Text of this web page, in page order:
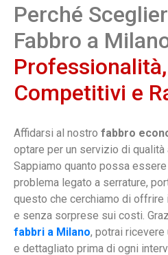
Perché
Fabbro a
Competitivi e
Affidarsi al nostro fabbro
optare per un servizio di
Sappiamo quanto possa
problema legato a serrature,
questo che cerchiamo di offrire
e senza sorprese sui costi.
fabbri a Milano, potrai
e dettagliato prima di ogni